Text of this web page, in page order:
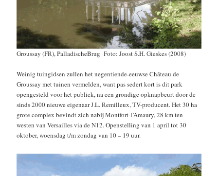
Groussay (FR), PalladischeBrug Foto: Joost S.H. Gieskes (2008)
Weinig tuingidsen zullen het negentiende-eeuwse Château de
Groussay met tuinen vermelden, want pas sedert kort is dit park
opengesteld voor het publiek, na een grondige opknapbeurt door de
sinds 2000 nieuwe eigenaar J.L. Remilleux, TV-producent. Het 30 ha
grote complex bevindt zich nabij Montfort-l’Amaury, 28 km ten
westen van Versailles via de N12. Openstelling van 1 april tot 30
oktober, woensdag t/m zondag van 10 – 19 uur.